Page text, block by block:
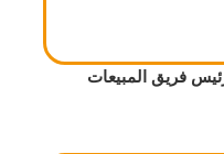
فريق المبيعات